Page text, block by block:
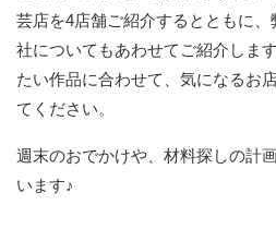
芸店を4店舗ご紹介するとともに
社についてもあわせてご紹介しま
たい作品に合わせて、気になるお
てください。
週末のおでかけや、材料探しの計
います♪